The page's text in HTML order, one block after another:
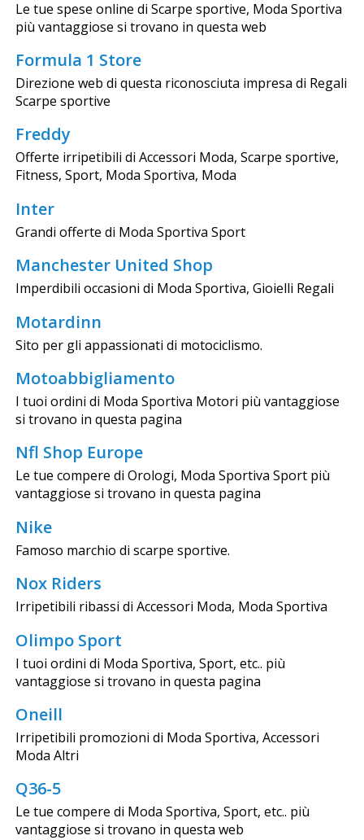
Le tue spese online di Scarpe sportive, Moda Sportiva
più vantaggiose si trovano in questa web
Formula 1 Store
Direzione web di questa riconosciuta impresa di Regali
Scarpe sportive
Freddy
Offerte irripetibili di Accessori Moda, Scarpe sportive,
Fitness, Sport, Moda Sportiva, Moda
Inter
Grandi offerte di Moda Sportiva Sport
Manchester United Shop
Imperdibili occasioni di Moda Sportiva, Gioielli Regali
Motardinn
Sito per gli appassionati di motociclismo.
Motoabbigliamento
I tuoi ordini di Moda Sportiva Motori più vantaggiose
si trovano in questa pagina
Nfl Shop Europe
Le tue compere di Orologi, Moda Sportiva Sport più
vantaggiose si trovano in questa pagina
Nike
Famoso marchio di scarpe sportive.
Nox Riders
Irripetibili ribassi di Accessori Moda, Moda Sportiva
Olimpo Sport
I tuoi ordini di Moda Sportiva, Sport, etc.. più
vantaggiose si trovano in questa pagina
Oneill
Irripetibili promozioni di Moda Sportiva, Accessori
Moda Altri
Q36-5
Le tue compere di Moda Sportiva, Sport, etc.. più
vantaggiose si trovano in questa web